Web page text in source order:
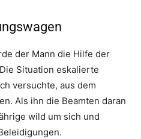
der Mann die Hilfe der
Situation eskalierte
versuchte, aus dem
Als ihn die Beamten daran
wild um sich und